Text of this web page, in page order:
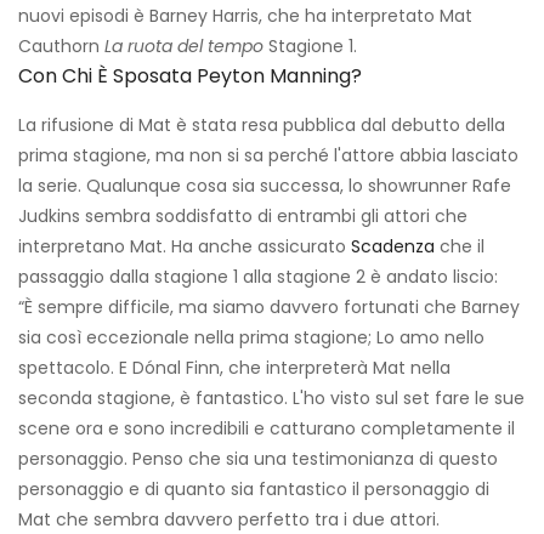
nuovi episodi è Barney Harris, che ha interpretato Mat
Cauthorn La ruota del tempo Stagione 1.
Con Chi È Sposata Peyton Manning?
La rifusione di Mat è stata resa pubblica dal debutto della
prima stagione, ma non si sa perché l'attore abbia lasciato
la serie. Qualunque cosa sia successa, lo showrunner Rafe
Judkins sembra soddisfatto di entrambi gli attori che
interpretano Mat. Ha anche assicurato Scadenza che il
passaggio dalla stagione 1 alla stagione 2 è andato liscio:
“È sempre difficile, ma siamo davvero fortunati che Barney
sia così eccezionale nella prima stagione; Lo amo nello
spettacolo. E Dónal Finn, che interpreterà Mat nella
seconda stagione, è fantastico. L'ho visto sul set fare le sue
scene ora e sono incredibili e catturano completamente il
personaggio. Penso che sia una testimonianza di questo
personaggio e di quanto sia fantastico il personaggio di
Mat che sembra davvero perfetto tra i due attori.